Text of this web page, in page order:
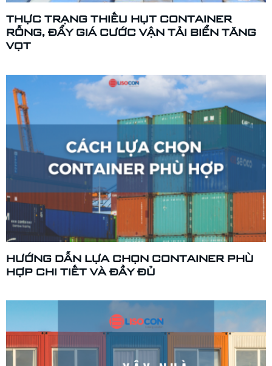
THỰC TRẠNG THIẾU HỤT CONTAINER
RỖNG, ĐẨY GIÁ CƯỚC VẬN TẢI BIỂN TĂNG
VỌT
HƯỚNG DẪN LỰA CHỌN CONTAINER PHÙ
HỢP CHI TIẾT VÀ ĐẦY ĐỦ